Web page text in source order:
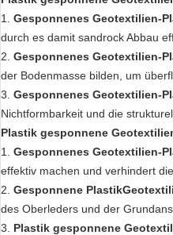
1. Gesponnenes Geotextilien-
durch es damit sandrock Abbau
2. Gesponnenes Geotextilien-
der Bodenmasse bilden, um
3. Gesponnenes Geotextilien-
Nichtformbarkeit und die
Plastik gesponnene
1. Gesponnenes Geotextilien-
effektiv machen und verhindert
2. Gesponnene
des Oberleders und der
3. Plastik gesponnene